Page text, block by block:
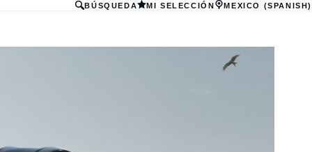
BÚSQUEDA MI SELECCIÓN MEXICO (SPANISH)